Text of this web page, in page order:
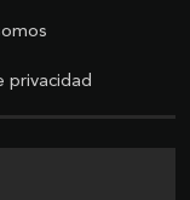
privacidad